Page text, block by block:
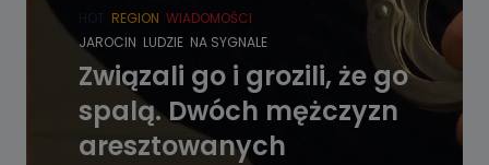
HOT REGION WIADOMOŚCI
JAROCIN LUDZIE NA SYGNALE
Związali go i grozili, że go
spalą. Dwóch mężczyzn
aresztowanych